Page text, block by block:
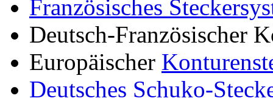
Französisches
Deutsch-Französischer
Europäischer
Deutsches Schuko-